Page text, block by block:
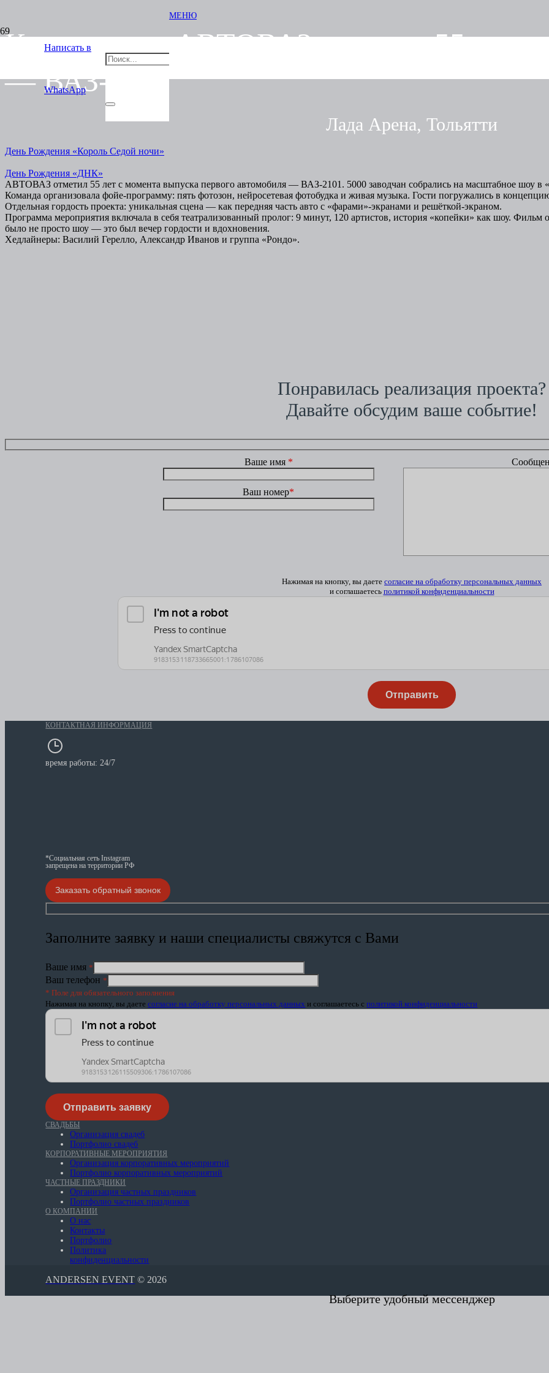
Написать в
WhatsApp
МЕНЮ
Концерт для АВТОВАЗа в честь 55 летия
— ВАЗ-2101
Лада Арена, Тольятти
День Рождения «Король Седой ночи»
День Рождения «ДНК»
АВТОВАЗ отметил 55 лет с момента выпуска первого автомобиля — ВАЗ-2101. 5000 заводчан собрались на масштабное шоу
Команда организовала фойе-программу: пять фотозон, нейросетевая фотобудка и живая музыка. Гости погружались в
Отдельная гордость проекта: уникальная сцена — как передняя часть авто с «фарами»-экранами и решёткой-экраном.
Программа мероприятия включала в себя театрализованный пролог: 9 минут, 120 артистов, история «копейки» как шоу. Фильм
было не просто шоу — это был вечер гордости и вдохновения.
Хедлайнеры: Василий Герелло, Александр Иванов и группа «Рондо».
Понравилась реализация проекта?
Давайте обсудим ваше событие!
Ваше имя *
Ваш номер*
Нажимая на кнопку, вы даете согласие на обработку персональных данных
и соглашаетесь политикой конфиденциальности
КОНТАКТНАЯ ИНФОРМАЦИЯ
время работы: 24/7
*Социальная сеть Instagram
запрещена на территории РФ
Заказать обратный звонок
Заполните заявку и наши специалисты свяжутся с Вами
Ваше имя *
Ваш телефон *
* Поле для обязательного заполнения
Нажимая на кнопку, вы даетесогласие на обработку персональных данных и соглашаетесь cполитикой конфиденциальности
СВАДЬБЫ
Организация свадеб
Портфолио свадеб
КОРПОРАТИВНЫЕ МЕРОПРИЯТИЯ
Организация корпоративных мероприятий
Портфолио корпоративных мероприятий
ЧАСТНЫЕ ПРАЗДНИКИ
Организация частных праздников
Портфолио частных праздников
О КОМПАНИИ
О нас
Контакты
Портфолио
Политика
конфиденциальности
ANDERSEN EVENT © 2026
Выберите удобный мессенджер